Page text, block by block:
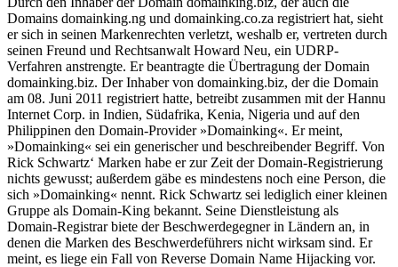
Domains domainking.ng und domainking.co.za registriert hat, sieht
er sich in seinen Markenrechten verletzt, weshalb er, vertreten durch
seinen Freund und Rechtsanwalt Howard Neu, ein UDRP-
Verfahren anstrengte. Er beantragte die Übertragung der Domain
domainking.biz. Der Inhaber von domainking.biz, der die Domain
am 08. Juni 2011 registriert hatte, betreibt zusammen mit der Hannu
Internet Corp. in Indien, Südafrika, Kenia, Nigeria und auf den
Philippinen den Domain-Provider »Domainking«. Er meint,
»Domainking« sei ein generischer und beschreibender Begriff. Von
Rick Schwartz‘ Marken habe er zur Zeit der Domain-Registrierung
nichts gewusst; außerdem gäbe es mindestens noch eine Person, die
sich »Domainking« nennt. Rick Schwartz sei lediglich einer kleinen
Gruppe als Domain-King bekannt. Seine Dienstleistung als
Domain-Registrar biete der Beschwerdegegner in Ländern an, in
denen die Marken des Beschwerdeführers nicht wirksam sind. Er
meint, es liege ein Fall von Reverse Domain Name Hijacking vor.